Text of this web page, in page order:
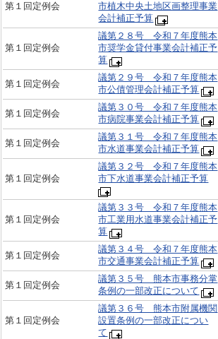
第１回定例会
市植木中央土地区画整理事業
会計補正予算
第１回定例会
議第２８号 令和７年度熊本
市奨学金貸付事業会計補正予
算
第１回定例会
議第２９号 令和７年度熊本
市公債管理会計補正予算
第１回定例会
議第３０号 令和７年度熊本
市病院事業会計補正予算
第１回定例会
議第３１号 令和７年度熊本
市水道事業会計補正予算
第１回定例会
議第３２号 令和７年度熊本
市下水道事業会計補正予算
第１回定例会
議第３３号 令和７年度熊本
市工業用水道事業会計補正予
算
第１回定例会
議第３４号 令和７年度熊本
市交通事業会計補正予算
第１回定例会
議第３５号 熊本市事務分掌
条例の一部改正について
第１回定例会
議第３６号 熊本市附属機関
設置条例の一部改正につい
て